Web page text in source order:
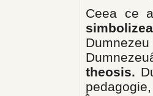
Ceea ce
theosis.